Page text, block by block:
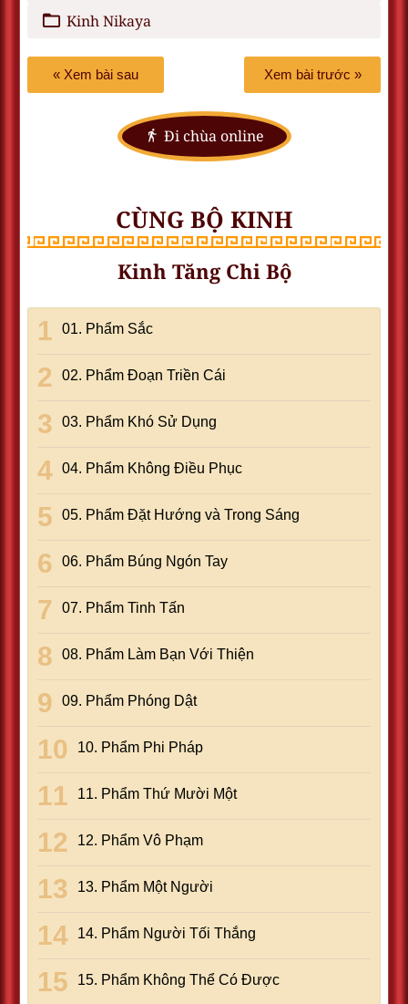
Kinh Nikaya
« Xem bài sau Xem bài trước »
Đi chùa online
CÙNG BỘ KINH
Kinh Tăng Chi Bộ
01. Phẩm Sắc
02. Phẩm Ðoạn Triền Cái
03. Phẩm Khó Sử Dụng
04. Phẩm Không Ðiều Phục
05. Phẩm Ðặt Hướng và Trong Sáng
06. Phẩm Búng Ngón Tay
07. Phẩm Tinh Tấn
08. Phẩm Làm Bạn Với Thiện
09. Phẩm Phóng Dật
10. Phẩm Phi Pháp
11. Phẩm Thứ Mười Một
12. Phẩm Vô Phạm
13. Phẩm Một Người
14. Phẩm Người Tối Thắng
15. Phẩm Không Thể Có Ðược